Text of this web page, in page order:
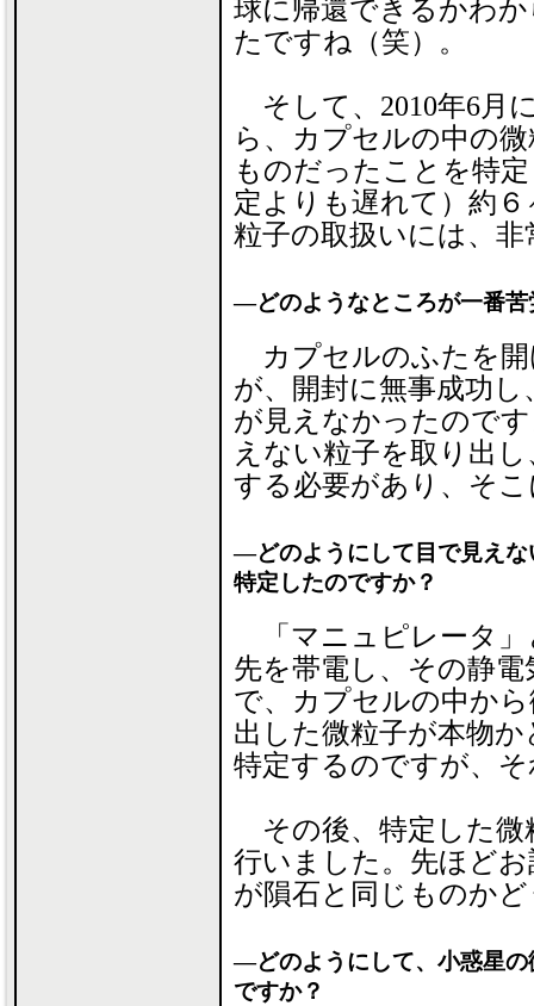
球に帰還できるかわ
たですね（笑）。
そして、2010年6月
ら、カプセルの中の
ものだったことを特
定よりも遅れて）約
粒子の取扱いには、
―どのようなところが一番苦
カプセルのふたを開
が、開封に無事成功
が見えなかったので
えない粒子を取り出
する必要があり、そ
―どのようにして目で見えな
特定したのですか？
「マニュピレータ」
先を帯電し、その静
で、カプセルの中か
出した微粒子が本物
特定するのですが、
その後、特定した微
行いました。先ほど
が隕石と同じものか
―どのようにして、小惑星の
ですか？